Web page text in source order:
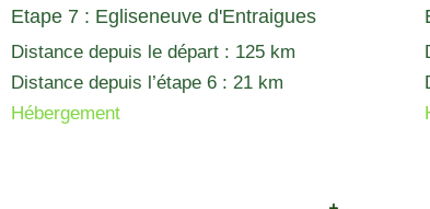
Etape 7 : Egliseneuve d'Entraigues
Distance depuis le départ : 125 km
Distance depuis l’étape 6 : 21 km
Hébergement